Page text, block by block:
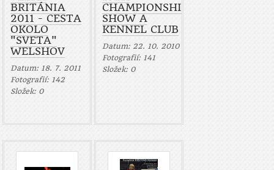
BRITÁNIA
2011 - CESTA
OKOLO
"SVETA"
WELSHOV
Datum: 18. 7. 2011
Fotografií: 142
Složek: 0
CHAMPIONSHIP
SHOW A
KENNEL CLUB
Datum: 22. 10. 2010
Fotografií: 141
Složek: 0